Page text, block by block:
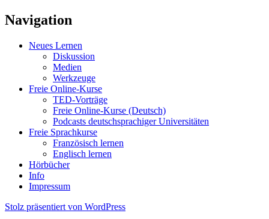
Navigation
Neues Lernen
Diskussion
Medien
Werkzeuge
Freie Online-Kurse
TED-Vorträge
Freie Online-Kurse (Deutsch)
Podcasts deutschsprachiger Universitäten
Freie Sprachkurse
Französisch lernen
Englisch lernen
Hörbücher
Info
Impressum
Stolz präsentiert von WordPress